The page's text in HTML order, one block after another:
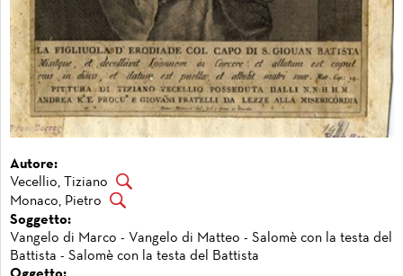
Autore:
Vecellio, Tiziano
Monaco, Pietro
Soggetto:
Vangelo di Marco - Vangelo di Matteo - Salomè con la testa del
Battista - Salomè con la testa del Battista